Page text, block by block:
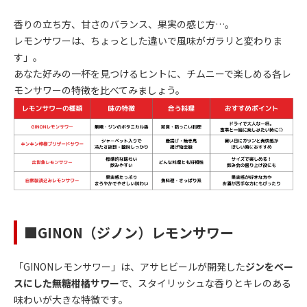
香りの立ち方、甘さのバランス、果実の感じ方…。
レモンサワーは、ちょっとした違いで風味がガラリと変わりま
す」。
あなた好みの一杯を見つけるヒントに、チムニーで楽しめる各レ
モンサワーの特徴を比べてみましょう。
■GINON（ジノン）レモンサワー
「GINONレモンサワー」は、アサヒビールが開発したジンをベー
スにした無糖柑橘サワーで、スタイリッシュな香りとキレのある
味わいが大きな特徴です。